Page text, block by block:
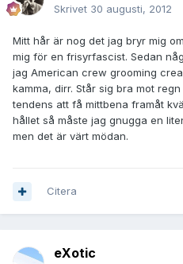
Skrivet 30 augusti, 2012
Mitt hår är nog det jag bryr mig
mig för en frisyrfascist. Sedan
jag American crew grooming
kamma, dirr. Står sig bra mot
tendens att få mittbena framåt
hållet så måste jag gnugga en
men det är värt mödan.
Citera
eXotic